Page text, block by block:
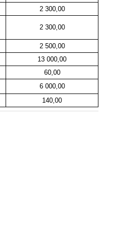
2 300,00
2 300,00
2 500,00
13 000,00
60,00
6 000,00
140,00